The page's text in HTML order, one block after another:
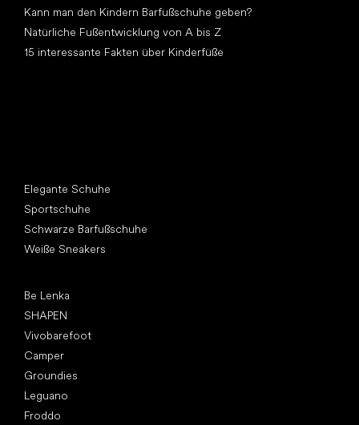
Kann man den Kindern Barfußschuhe geben?
Natürliche Fußentwicklung von A bis Z
15 interessante Fakten über Kinderfüße
Elegante Schuhe
Sportschuhe
Schwarze Barfußschuhe
Weiße Sneakers
Be Lenka
SHAPEN
Vivobarefoot
Camper
Groundies
Leguano
Froddo